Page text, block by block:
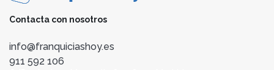
Contacta con nosotros
info@franquiciashoy.es
911 592 106